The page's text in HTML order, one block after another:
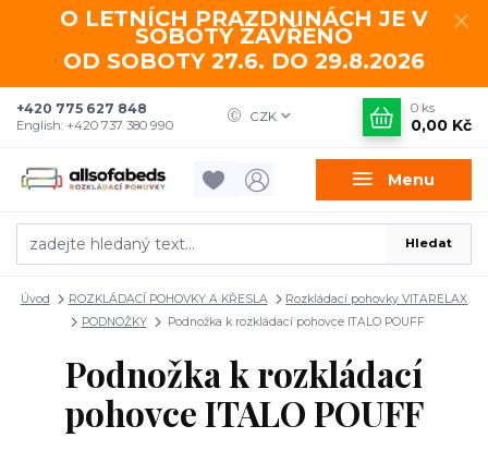
O LETNÍCH PRAZDNINÁCH JE V
SOBOTY ZAVŘENO
OD SOBOTY 27.6. DO 29.8.2026
Menu
CZK
Hledat
+420 775 627 848
English: +420 737 380 990
0 ks
0,00 Kč
Úvod ROZKLÁDACÍ POHOVKY A KŘESLA
Rozkládací pohovky VITARELAX
PODNOŽKY
Podnožka k rozkládací pohovce ITALO POUFF
Podnožka k rozkládací
pohovce ITALO POUFF